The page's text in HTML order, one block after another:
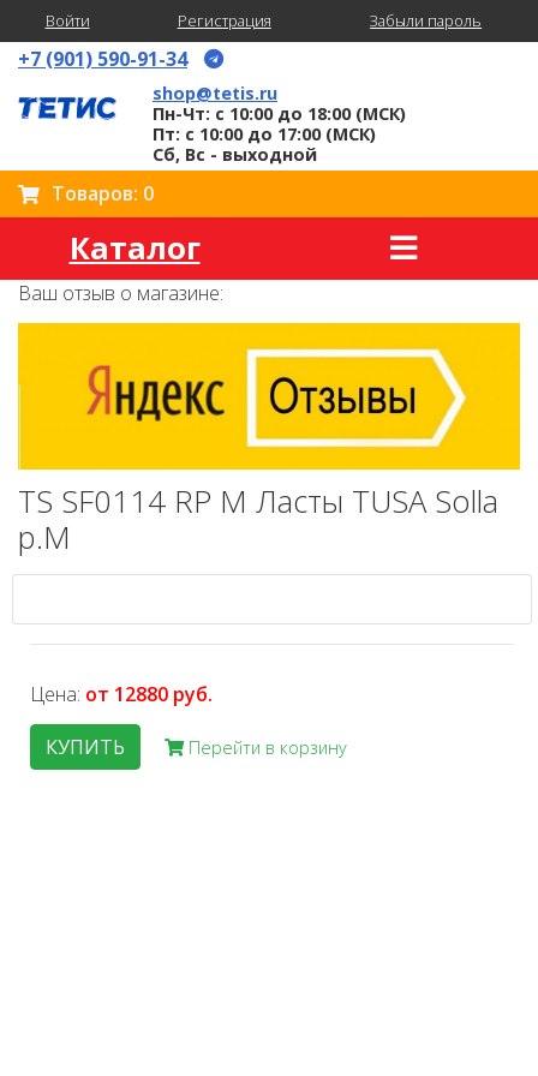
Войти Регистрация Забыли пароль
+7 (901) 590-91-34
shop@tetis.ru
Пн-Чт: с 10:00 до 18:00 (МСК)
Пт: с 10:00 до 17:00 (МСК)
Сб, Вс - выходной
Товаров: 0
Каталог
Ваш отзыв о магазине:
TS SF0114 RP M Ласты TUSA Solla
p.M
Цена: от 12880 руб.
КУПИТЬ
Перейти в корзину